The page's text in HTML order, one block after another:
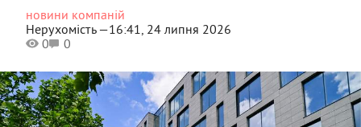
новини компаній
Нерухомість —16:41, 24 липня 2026
0
0